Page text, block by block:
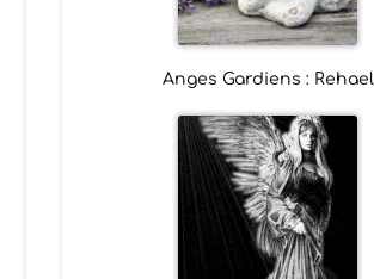
Anges Gardiens : Rehael